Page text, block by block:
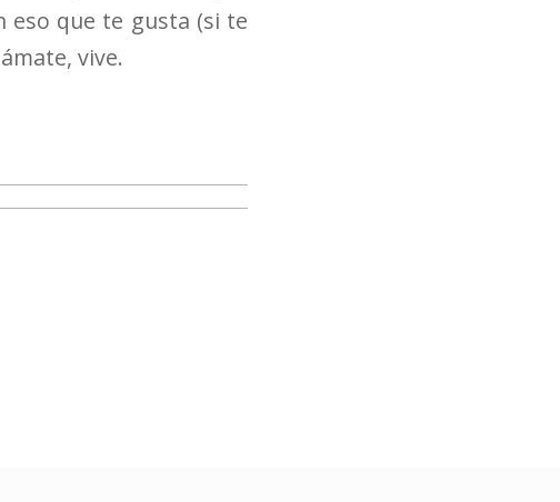
eso que te gusta (si te
vive.